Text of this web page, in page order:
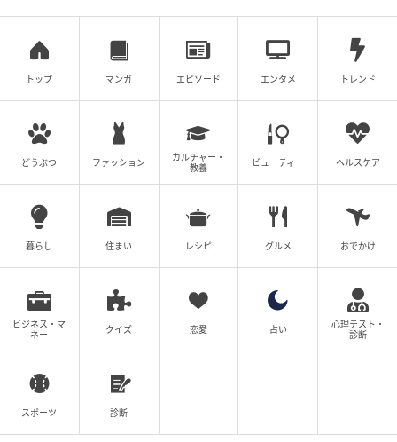
山野しらす
全話一覧を見る
クリエイター情報
山野しらす
ドを題材にし、Instagramなどで発信しています。
作品をもっとみる
の記事をもっとみる
トップ マンガ エピソード エンタメ トレンド
どうぶつ ファッション
カルチャー・
教養
ビューティー ヘルスケア
暮らし 住まい レシピ グルメ おでかけ
ビジネス・マ
ネー
クイズ 恋愛 占い
心理テスト・
診断
スポーツ 診断